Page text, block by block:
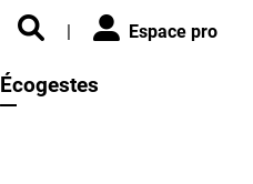
|
Espace pro
Écogestes